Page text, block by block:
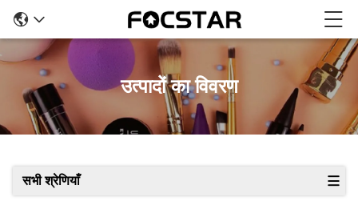
उत्पादों का विवरण
सभी श्रेणियाँ